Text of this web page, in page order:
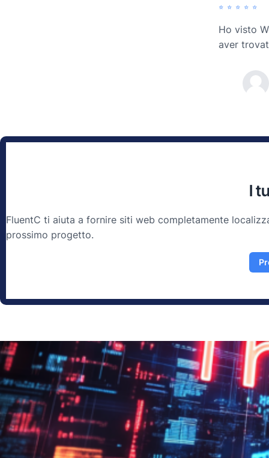
⭐️⭐️⭐️⭐️⭐️
Ho visto
aver
I
FluentC ti aiuta a fornire siti web completamente
prossimo progetto.